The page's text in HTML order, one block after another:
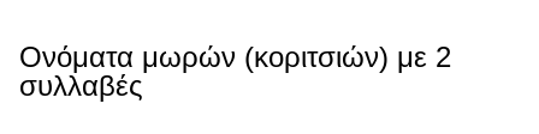
Ονόματα μωρών (κοριτσιών) με 2
συλλαβές